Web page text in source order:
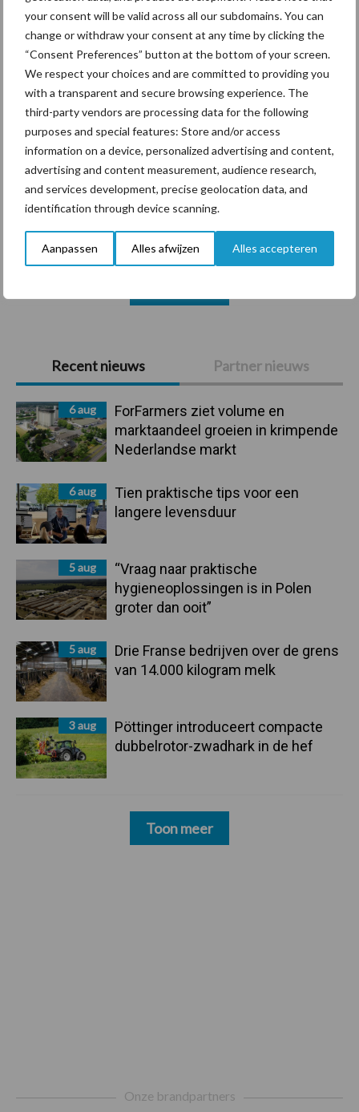
your consent will be valid across all our subdomains. You can
change or withdraw your consent at any time by clicking the
“Consent Preferences” button at the bottom of your screen.
We respect your choices and are committed to providing you
with a transparent and secure browsing experience. The
third-party vendors are processing data for the following
purposes and special features: Store and/or access
information on a device, personalized advertising and content,
advertising and content measurement, audience research,
and services development, precise geolocation data, and
identification through device scanning.
Aanpassen Alles afwijzen Alles accepteren
Primaire
Sidebar
Recent nieuws Partner nieuws
6 aug
ForFarmers ziet volume en
marktaandeel groeien in krimpende
Nederlandse markt
6 aug
Tien praktische tips voor een
langere levensduur
5 aug
“Vraag naar praktische
hygieneoplossingen is in Polen
groter dan ooit”
5 aug
Drie Franse bedrijven over de grens
van 14.000 kilogram melk
3 aug
Pöttinger introduceert compacte
dubbelrotor-zwadhark in de hef
Toon meer
Themapagina's
Diergezondheid Bemesting Fokkerij
Mastitis Hittestress
Onze brandpartners